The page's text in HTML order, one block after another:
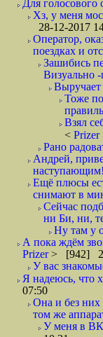
Для
Хз, у меня
28-12-2017
Оператор,
поездках и
Зашибись
Визуально
Тоже
Взял
< Prizer
Рано
Андрей,
Ещё плюсы
снимают в
Сейчас
ни Би, ни,
Ну там у
А пока ждём
Prizer> [942]
У вас
Я надеюсь, что
07:50
Она и без них
том же
У меня в ВК